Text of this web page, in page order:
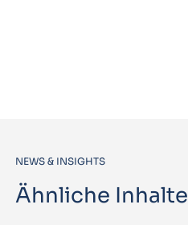
NEWS & INSIGHTS
Ähnliche Inhalte